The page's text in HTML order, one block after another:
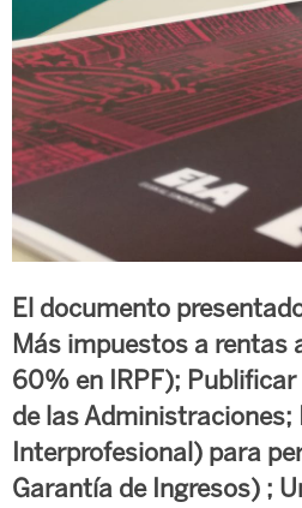
El documento
Más impuestos a rentas
60% en IRPF);
de las
Interprofesional) para
Garantía de Ingresos) ;